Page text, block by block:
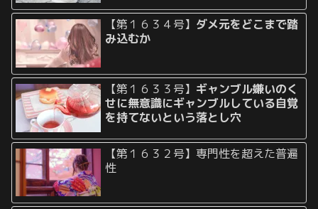
【第１６３４号】 ダメ元をどこまで踏
み込むか
【第１６３３号】 ギャンブル嫌いのく
せに無意識にギャンブルしている自覚
を持てないという落とし穴
【第１６３２号】専門性を超えた普遍
性